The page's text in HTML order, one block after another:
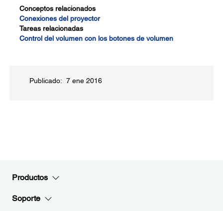
Conceptos relacionados
Conexiones del proyector
Tareas relacionadas
Control del volumen con los botones de volumen
Publicado: 7 ene 2016
Productos
Soporte